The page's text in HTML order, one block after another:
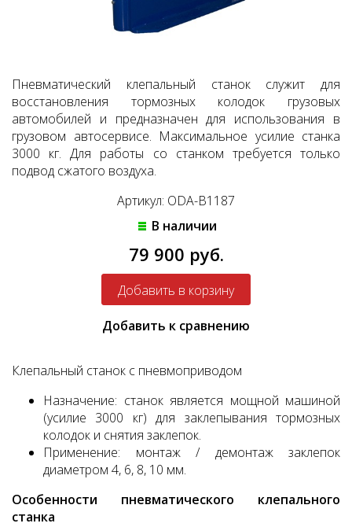
Пневматический клепальный станок служит для
восстановления тормозных колодок грузовых
автомобилей и предназначен для использования в
грузовом автосервисе. Максимальное усилие станка
3000 кг. Для работы со станком требуется только
подвод сжатого воздуха.
Артикул: ODA-B1187
В наличии
79 900 руб.
Добавить к сравнению
Клепальный станок с пневмоприводом
Назначение: станок является мощной машиной
(усилие 3000 кг) для заклепывания тормозных
колодок и снятия заклепок.
Применение: монтаж / демонтаж заклепок
диаметром 4, 6, 8, 10 мм.
Особенности пневматического клепального
станка